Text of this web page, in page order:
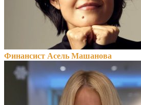
Финансист Асель Машанова